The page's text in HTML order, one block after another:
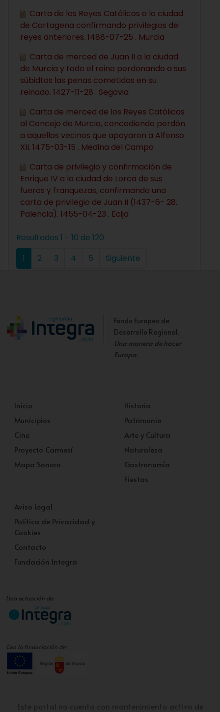
Carta de los Reyes Católicos a la ciudad
de Cartagena confirmando privilegios de
reyes anteriores. 1488-07-25 . Murcia
Carta de merced de Juan II a la ciudad
de Murcia y todo el reino perdonando a sus
súbidtos las penas cometidas en su
reinado. 1427-11-28 . Segovia
Carta de merced de los Reyes Católicos
al Concejo de Murcia, concediendo perdón
a aquellos vecinos que apoyaron a Alfonso
XII. 1475-03-15 . Medina del Campo
Carta de privilegio y confirmación de
Enrique IV a la ciudad de Lorca de sus
fueros y franquezas, confirmando una
carta de privilegio de Juan II (1437-6- 28.
Palencia). 1455-04-23 . Ecija
Resultados 1 - 10 de 120
1
2 3 4 5 Siguiente
Fondo Europeo de
Desarrollo Regional.
Una manera de hacer
Europa.
Inicio
Municipios
Cine
Proyecto Carmesí
Mapa Sonoro
Historia
Patrimonio
Arte y Cultura
Naturaleza
Gastronomía
Fiestas
Aviso Legal
Política de Privacidad y
Cookies
Contacto
Fundación Integra
Una actuación de:
Con la financiación de: